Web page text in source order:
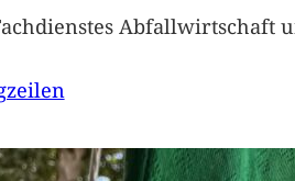
Abfallwirtschaft